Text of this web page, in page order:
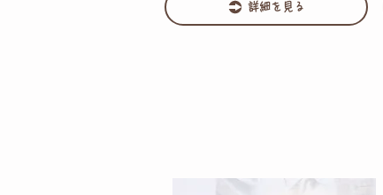
詳細を見る